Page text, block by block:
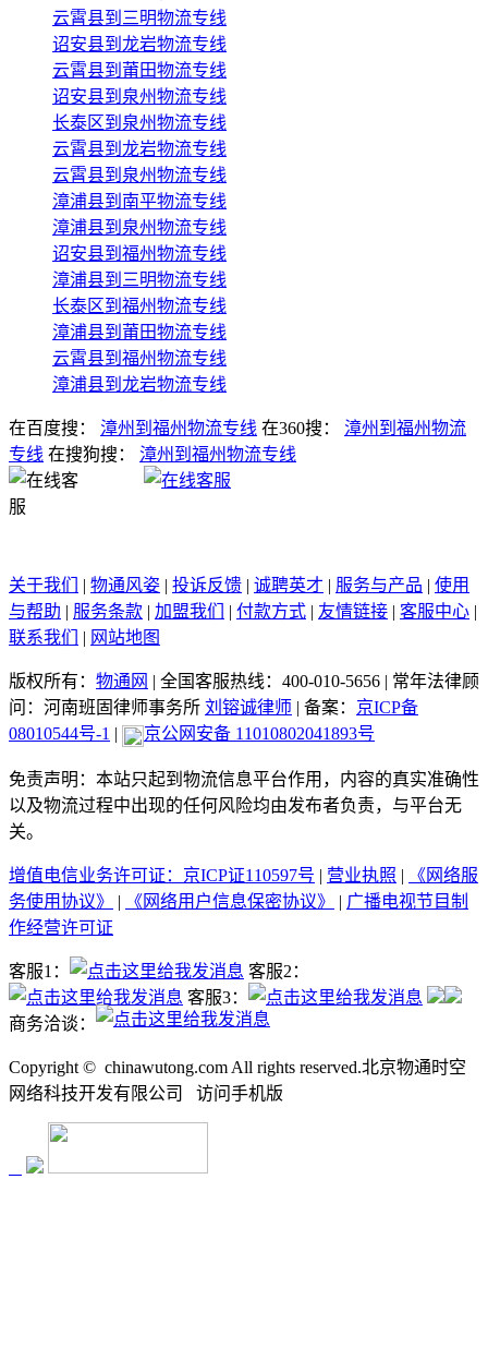
云霄县到三明物流专线
诏安县到龙岩物流专线
云霄县到莆田物流专线
诏安县到泉州物流专线
长泰区到泉州物流专线
云霄县到龙岩物流专线
云霄县到泉州物流专线
漳浦县到南平物流专线
漳浦县到泉州物流专线
诏安县到福州物流专线
漳浦县到三明物流专线
长泰区到福州物流专线
漳浦县到莆田物流专线
云霄县到福州物流专线
漳浦县到龙岩物流专线
在百度搜： 漳州到福州物流专线 在360搜：
漳州到福州物流
专线 在搜狗搜： 漳州到福州物流专线
关于我们 | 物通风姿 | 投诉反馈 | 诚聘英才 | 服务与产品 | 使用
与帮助 | 服务条款 | 加盟我们 | 付款方式 | 友情链接 | 客服中心 |
联系我们
| 网站地图
版权所有： 物通网 | 全国客服热线：400-010-5656 | 常年法律顾
问：河南班固律师事务所 刘镕诚律师 | 备案： 京ICP备
08010544号-1 | 京公网安备 11010802041893号
免责声明：本站只起到物流信息平台作用，内容的真实准确性
以及物流过程中出现的任何风险均由发布者负责，与平台无
关。
增值电信业务许可证：京ICP证110597号 | 营业执照 |
《网络服
务使用协议》
| 《网络用户信息保密协议》 | 广播电视节目制
作经营许可证
客服1：
客服2：
客服3：
商务洽谈：
Copyright © chinawutong.com All rights reserved.北京物通时空
网络科技开发有限公司
访问手机版